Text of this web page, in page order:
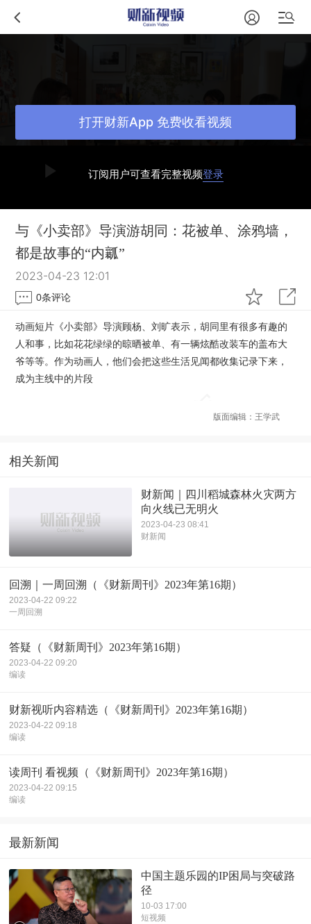
订阅用户可查看完整视频登录
打开财新App 免费收看视频
与《小卖部》导演游胡同：花被单、涂鸦墙，
都是故事的“内瓤”
2023-04-23 12:01
0条评论
动画短片《小卖部》导演顾杨、刘旷表示，胡同里有很多有趣的
人和事，比如花花绿绿的晾晒被单、有一辆炫酷改装车的盖布大
爷等等。作为动画人，他们会把这些生活见闻都收集记录下来，
成为主线中的片段
版面编辑：王学武
相关新闻
财新闻｜四川稻城森林火灾两方
向火线已无明火
2023-04-23 08:41
财新闻
回溯｜一周回溯（《财新周刊》2023年第16期）
2023-04-22 09:22
一周回溯
答疑（《财新周刊》2023年第16期）
2023-04-22 09:20
编读
财新视听内容精选（《财新周刊》2023年第16期）
2023-04-22 09:18
编读
读周刊 看视频（《财新周刊》2023年第16期）
2023-04-22 09:15
编读
最新新闻
中国主题乐园的IP困局与突破路
径
10-03 17:00
短视频